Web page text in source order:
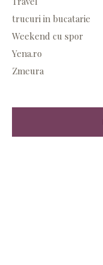
trucuri in bucatarie
Weekend cu spor
Yena.ro
Zmeura